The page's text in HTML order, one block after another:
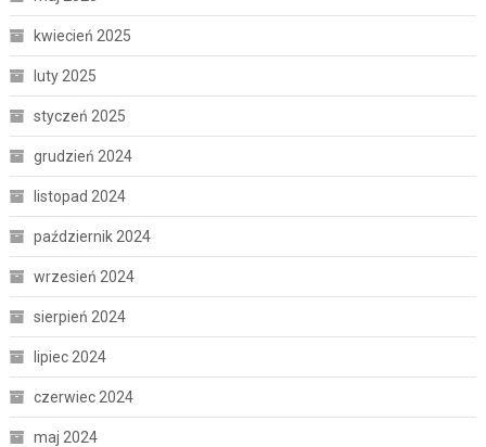
kwiecień 2025
luty 2025
styczeń 2025
grudzień 2024
listopad 2024
październik 2024
wrzesień 2024
sierpień 2024
lipiec 2024
czerwiec 2024
maj 2024